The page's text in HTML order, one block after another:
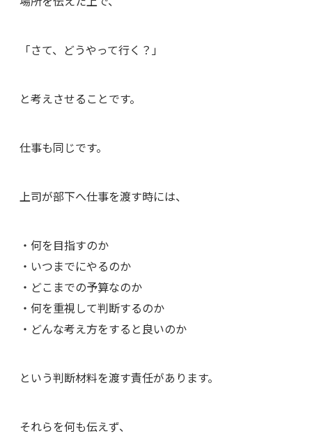
「さて、どうやって行く？」
と考えさせることです。
仕事も同じです。
上司が部下へ仕事を渡す時には、
・何を目指すのか
・いつまでにやるのか
・どこまでの予算なのか
・何を重視して判断するのか
・どんな考え方をすると良いのか
という判断材料を渡す責任があります。
それらを何も伝えず、